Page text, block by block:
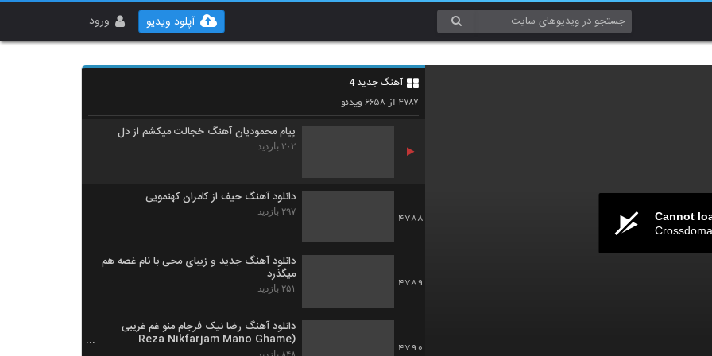
ورود آپلود ویدیو
Cannot
آهنگ جدید 4
۴۷۸۷ از ۶۶۵۸ویدئو
4786
Armin Abdi Bebakhsh
پیام محمودیان آهنگ خجالت میکشم از دل
۳۰۲ بازدید
4788
دانلود آهنگ حیف از کامران کهنمویی
۲۹۷ بازدید
4789
دانلود آهنگ جدید و زیبای محی با نام غصه هم
میگذرد
۲۵۱ بازدید
4790
دانلود آهنگ رضا نیک فرجام منو غم غریبی
(Reza Nikfarjam Mano Ghame
Gharibi)